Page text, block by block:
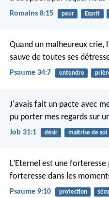
Romains 8:15 peur Esprit
Quand un malheureux crie,
sauve de toutes ses
Psaume 34:7 entendre
J'avais fait un pacte avec
pu porter mes regards sur
Job 31:1 désir maîtrise de soi
L’Eternel est une forteresse
forteresse dans les
Psaume 9:10 protection